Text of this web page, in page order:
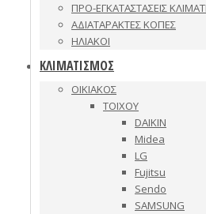
ΠΡΟ-ΕΓΚΑΤΑΣΤΑΣΕΙΣ
ΑΔΙΑΤΑΡΑΚΤΕΣ ΚΟΠΕΣ
ΗΛΙΑΚΟΙ
ΚΛΙΜΑΤΙΣΜΟΣ
ΟΙΚΙΑΚΟΣ
ΤΟΙΧΟΥ
DAIKIN
Midea
LG
Fujitsu
Sendo
SAMSUNG